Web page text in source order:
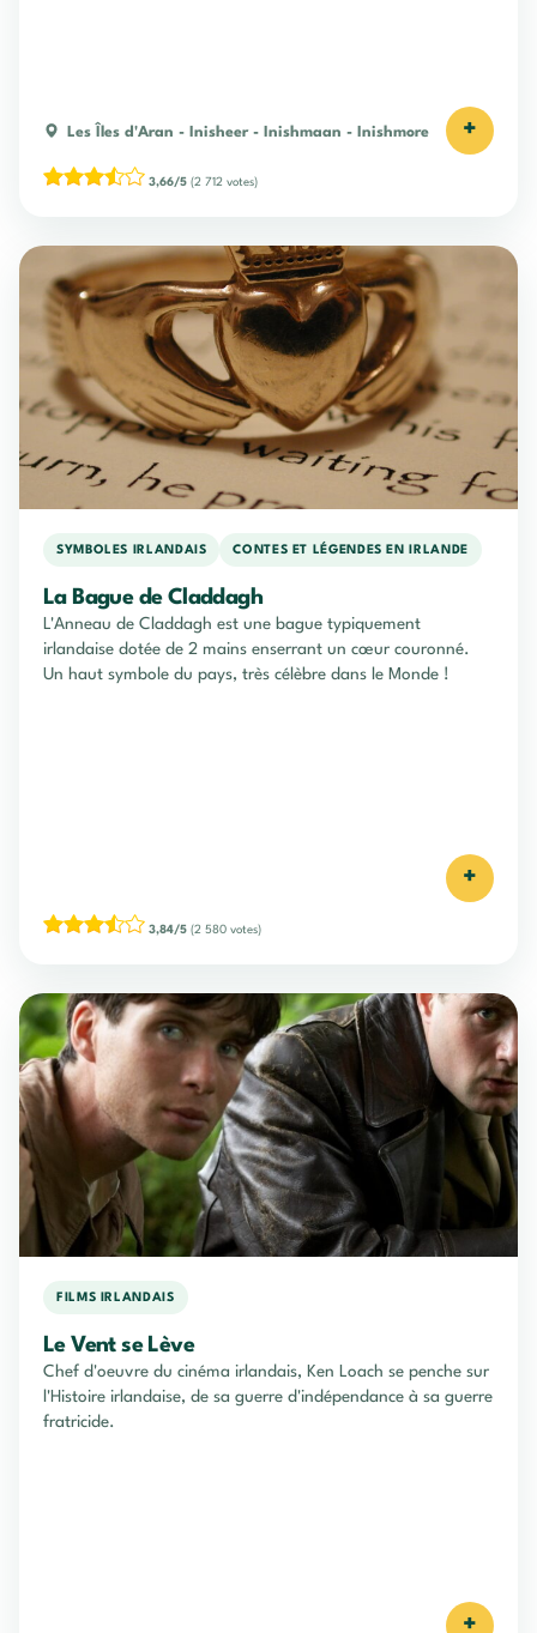
Les Îles d'Aran - Inisheer- Inishmaan - Inishmore +
3,66/5 (2 712 votes)
SYMBOLES IRLANDAIS CONTES ET LÉGENDES EN IRLANDE
La Bague de Claddagh
L'Anneau de Claddagh est une bague typiquement
irlandaise dotée de 2 mains enserrant un cœur couronné.
Un haut symbole du pays, très célèbre dans le Monde !
+
3,84/5 (2 580 votes)
FILMS IRLANDAIS
Le Vent se Lève
Chef d'oeuvre du cinéma irlandais, Ken Loach se penche sur
l'Histoire irlandaise, de sa guerre d'indépendance à sa guerre
fratricide.
+